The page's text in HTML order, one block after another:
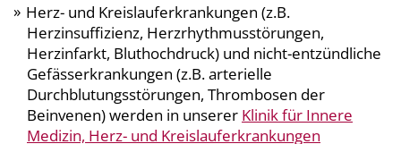
Herz- und Kreislauferkrankungen (z.B.
Herzinsuffizienz, Herzrhythmusstörungen,
Herzinfarkt, Bluthochdruck) und nicht-entzündliche
Gefässerkrankungen (z.B. arterielle
Durchblutungsstörungen, Thrombosen der
Beinvenen) werden in unserer Klinik für Innere
Medizin, Herz- und Kreislauferkrankungen